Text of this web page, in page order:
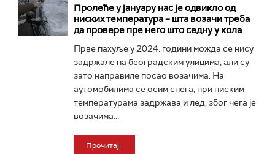
Пролеће у јануару нас је одвикло од
ниских температура – шта возачи треба
да провере пре него што седну у кола
Прве пахуље у 2024. години можда се нису
задржале на београдским улицима, али су
зато направиле посао возачима. На
аутомобилима се осим снега, при ниским
температурама задржава и лед, због чега је
возачима...
Прочитај